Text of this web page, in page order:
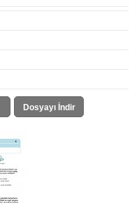
Dosyayı İndir